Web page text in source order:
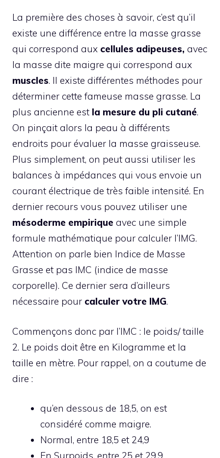
La première des choses à savoir, c’est qu’il
existe une différence entre la masse grasse
qui correspond aux cellules adipeuses, avec
la masse dite maigre qui correspond aux
muscles. Il existe différentes méthodes pour
déterminer cette fameuse masse grasse. La
plus ancienne est la mesure du pli cutané.
On pinçait alors la peau à différents
endroits pour évaluer la masse graisseuse.
Plus simplement, on peut aussi utiliser les
balances à impédances qui vous envoie un
courant électrique de très faible intensité. En
dernier recours vous pouvez utiliser une
mésoderme empirique avec une simple
formule mathématique pour calculer l’IMG.
Attention on parle bien Indice de Masse
Grasse et pas IMC (indice de masse
corporelle). Ce dernier sera d’ailleurs
nécessaire pour calculer votre IMG.
Commençons donc par l’IMC : le poids/ taille
2. Le poids doit être en Kilogramme et la
taille en mètre. Pour rappel, on a coutume de
dire :
qu’en dessous de 18,5, on est
considéré comme maigre.
Normal, entre 18,5 et 24,9